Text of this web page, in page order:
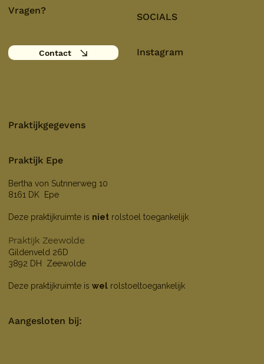
SOCIALS
Instagram
Aangesloten bij:
Vragen?
Contact
Praktijkgegevens
Praktijk Epe
Bertha von Sutnnerweg 10
8161 DK Epe
Deze praktijkruimte is nietrolstoel toegankelijk
Praktijk Zeewolde
Gildenveld 26D
3892 DH Zeewolde
Deze praktijkruimte is welrolstoeltoegankelijk